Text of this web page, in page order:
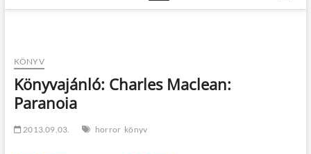
e
KÖNYV
Könyvajánló: Charles Maclean:
Paranoia
2013.09.03. horror könyv